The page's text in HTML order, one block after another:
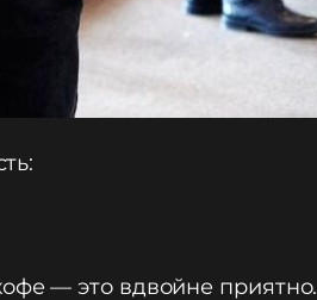
— это вдвойне